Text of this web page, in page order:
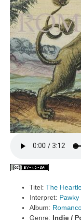
Titel: The
Interpret: Pawky
Album:
Genre: Indie /